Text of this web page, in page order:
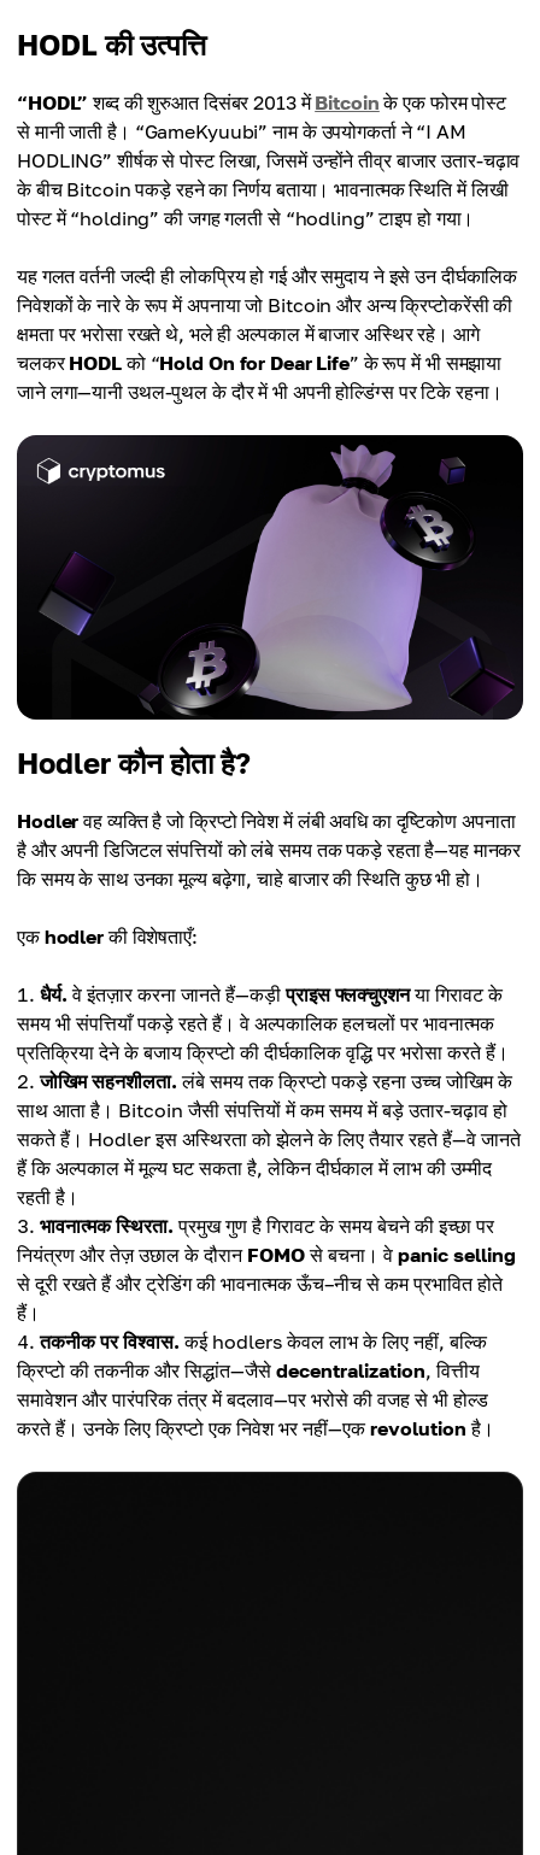
HODL की उत्पत्ति
“HODL” शब्द की शुरुआत दिसंबर 2013 मेंBitcoinके एक फोरम पोस्ट
से मानी जाती है। “GameKyuubi” नाम के उपयोगकर्ता ने “I AM
HODLING” शीर्षक से पोस्ट लिखा, जिसमें उन्होंने तीव्र बाजार उतार-चढ़ाव
के बीच Bitcoin पकड़े रहने का निर्णय बताया। भावनात्मक स्थिति में लिखी
पोस्ट में “holding” की जगह गलती से “hodling” टाइप हो गया।
यह गलत वर्तनी जल्दी ही लोकप्रिय हो गई और समुदाय ने इसे उन दीर्घकालिक
निवेशकों के नारे के रूप में अपनाया जो Bitcoin और अन्य क्रिप्टोकरेंसी की
क्षमता पर भरोसा रखते थे, भले ही अल्पकाल में बाजार अस्थिर रहे। आगे
चलकरHODLको “Hold On for Dear Life” के रूप में भी समझाया
जाने लगा—यानी उथल-पुथल के दौर में भी अपनी होल्डिंग्स पर टिके रहना।
Hodler कौन होता है?
Hodlerवह व्यक्ति है जो क्रिप्टो निवेश में लंबी अवधि का दृष्टिकोण अपनाता
है और अपनी डिजिटल संपत्तियों को लंबे समय तक पकड़े रहता है—यह मानकर
कि समय के साथ उनका मूल्य बढ़ेगा, चाहे बाजार की स्थिति कुछ भी हो।
एकhodlerकी विशेषताएँ:
धैर्य. वे इंतज़ार करना जानते हैं—कड़ीप्राइस फ्लक्चुएशनया गिरावट के
समय भी संपत्तियाँ पकड़े रहते हैं। वे अल्पकालिक हलचलों पर भावनात्मक
प्रतिक्रिया देने के बजाय क्रिप्टो की दीर्घकालिक वृद्धि पर भरोसा करते हैं।
जोखिम सहनशीलता. लंबे समय तक क्रिप्टो पकड़े रहना उच्च जोखिम के
साथ आता है। Bitcoin जैसी संपत्तियों में कम समय में बड़े उतार-चढ़ाव हो
सकते हैं। Hodler इस अस्थिरता को झेलने के लिए तैयार रहते हैं—वे जानते
हैं कि अल्पकाल में मूल्य घट सकता है, लेकिन दीर्घकाल में लाभ की उम्मीद
रहती है।
भावनात्मक स्थिरता. प्रमुख गुण है गिरावट के समय बेचने की इच्छा पर
नियंत्रण और तेज़ उछाल के दौरान FOMOसे बचना। वे panic selling
से दूरी रखते हैं और ट्रेडिंग की भावनात्मक ऊँच–नीच से कम प्रभावित होते
हैं।
तकनीक पर विश्वास. कई hodlers केवल लाभ के लिए नहीं, बल्कि
क्रिप्टो की तकनीक और सिद्धांत—जैसे decentralization, वित्तीय
समावेशन और पारंपरिक तंत्र में बदलाव—पर भरोसे की वजह से भी होल्ड
करते हैं। उनके लिए क्रिप्टो एक निवेश भर नहीं—एकrevolution है।